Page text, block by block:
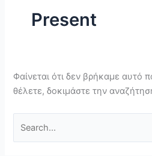
Present
Φαίνεται ότι δεν βρήκαμε αυτό
θέλετε, δοκιμάστε την